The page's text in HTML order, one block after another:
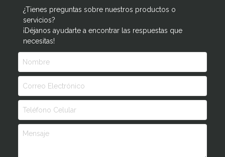
¿Tienes preguntas sobre nuestros productos o
servicios?
¡Déjanos ayudarte a encontrar las respuestas que
necesitas!